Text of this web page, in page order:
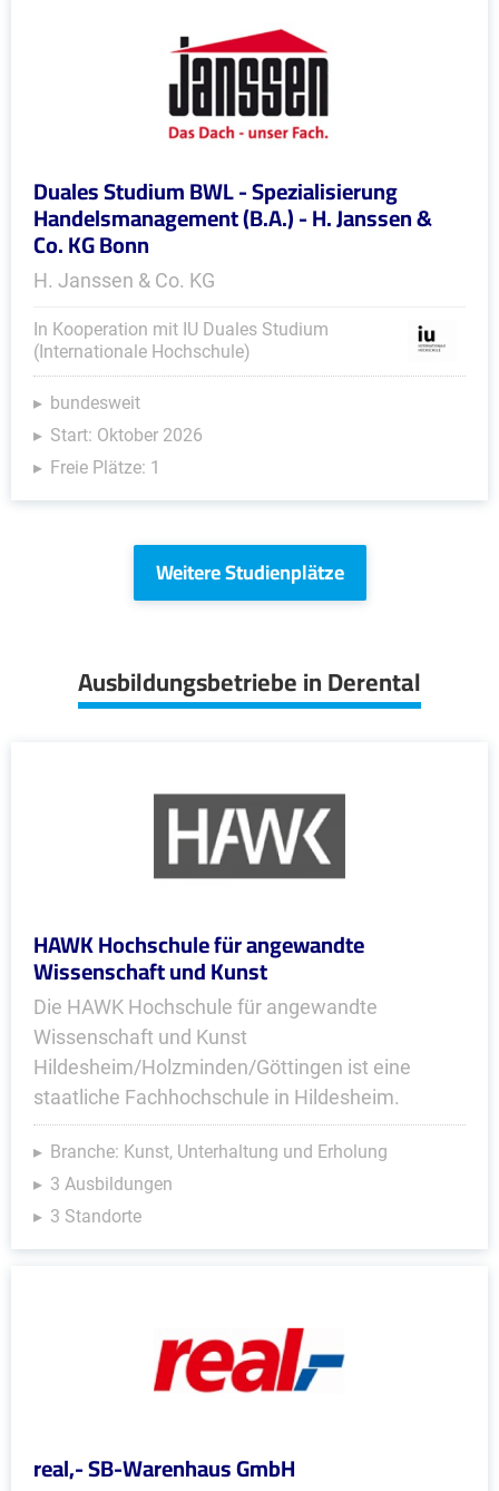
Duales Studium BWL - Spezialisierung
Handelsmanagement (B.A.) - H. Janssen &
Co. KG Bonn
H. Janssen & Co. KG
In Kooperation mit IU Duales Studium
(Internationale Hochschule)
bundesweit
Start: Oktober 2026
Freie Plätze: 1
Weitere Studienplätze
Ausbildungsbetriebe in Derental
HAWK Hochschule für angewandte
Wissenschaft und Kunst
Die HAWK Hochschule für angewandte
Wissenschaft und Kunst
Hildesheim/Holzminden/Göttingen ist eine
staatliche Fachhochschule in Hildesheim.
Branche: Kunst, Unterhaltung und Erholung
3 Ausbildungen
3 Standorte
real,- SB-Warenhaus GmbH